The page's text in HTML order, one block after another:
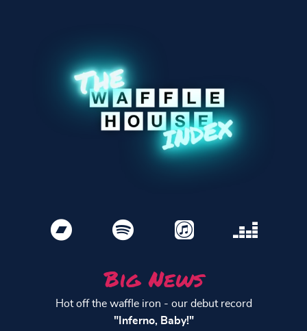
Big News
Hot off the waffle iron - our debut record
"Inferno, Baby!"